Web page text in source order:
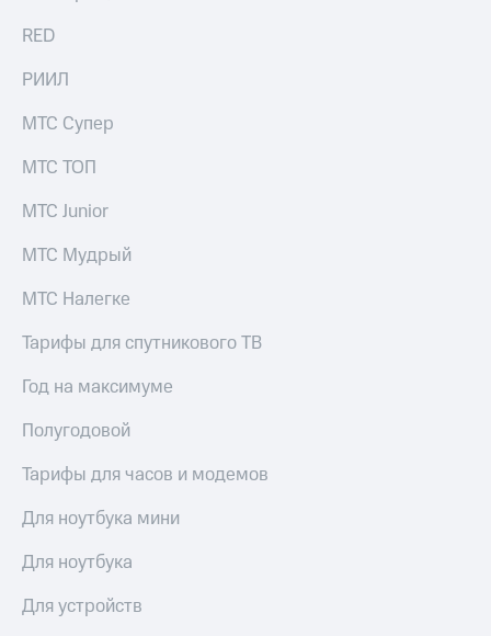
RED
РИИЛ
МТС Супер
МТС ТОП
МТС Junior
МТС Мудрый
МТС Налегке
Тарифы для спутникового ТВ
Год на максимуме
Полугодовой
Тарифы для часов и модемов
Для ноутбука мини
Для ноутбука
Для устройств